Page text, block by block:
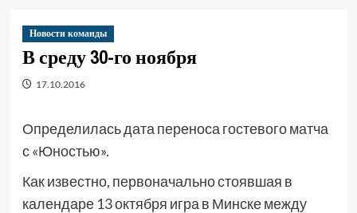
Новости команды
В среду 30-го ноября
17.10.2016
Определилась дата переноса гостевого матча
с «Юностью».
Как известно, первоначально стоявшая в
календаре 13 октября игра в Минске между